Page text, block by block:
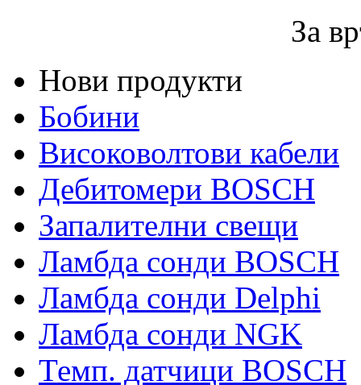
За
Нови продукти
Бобини
Високоволтови кабели
Дебитомери BOSCH
Запалителни свещи
Ламбда сонди BOSCH
Ламбда сонди Delphi
Ламбда сонди NGK
Темп. датчици BOSCH